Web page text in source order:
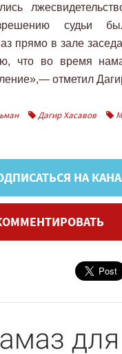
судьи
прямо в зале
что во время
отметил
Дагир Хасавов
НА